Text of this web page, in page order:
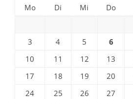
Mo
Di Mi Do
3
4 5 6
10
11 12 13
17
18 19 20
24
25 26 27